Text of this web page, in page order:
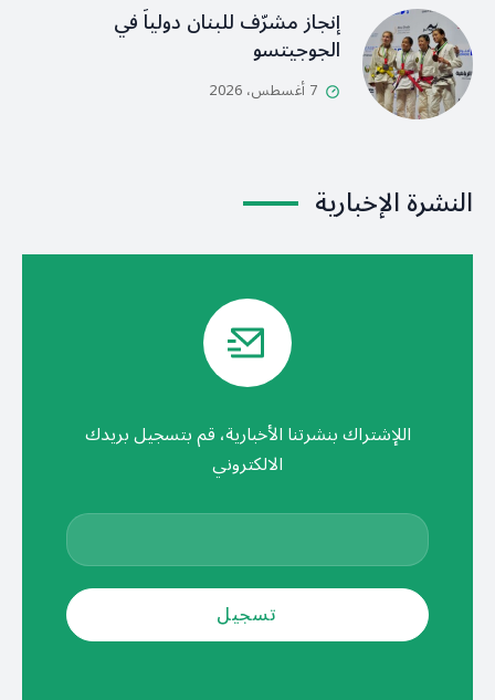
إنجاز مشرّف للبنان دولياً في
الجوجيتسو
7 أغسطس، 2026
النشرة الإخبارية
اللإشتراك بنشرتنا الأخبارية، قم بتسجيل بريدك
الالكتروني